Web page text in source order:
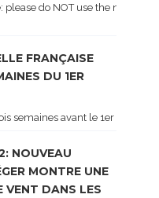
please do NOT use the
FRANÇAISE
DU 1ER
semaines avant le 1er tour de
NOUVEAU
MONTRE UNE
VENT DANS LES